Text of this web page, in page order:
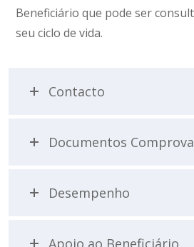
Beneficiário que pode ser
seu ciclo de vida.
Contacto
Documentos
Desempenho